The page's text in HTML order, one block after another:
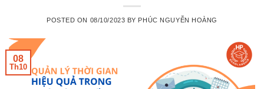
POSTED ON 08/10/2023 BY PHÚC NGUYỄN HOÀNG
08
Th10